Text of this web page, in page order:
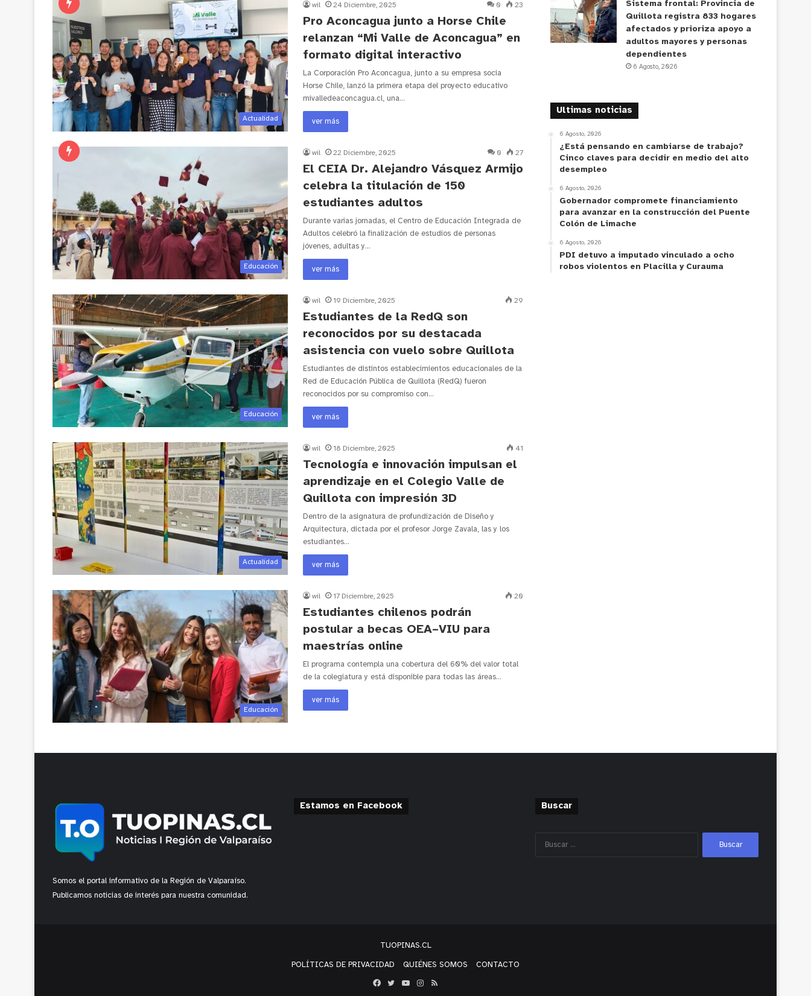
Actualidad
wil 24 Diciembre, 2025 0 23
Pro Aconcagua junto a Horse Chile
relanzan “Mi Valle de Aconcagua” en
formato digital interactivo
La Corporación Pro Aconcagua, junto a su empresa socia
Horse Chile, lanzó la primera etapa del proyecto educativo
mivalledeaconcagua.cl, una…
ver más
Educación
wil 22 Diciembre, 2025 0 27
El CEIA Dr. Alejandro Vásquez Armijo
celebra la titulación de 150
estudiantes adultos
Durante varias jornadas, el Centro de Educación Integrada de
Adultos celebró la finalización de estudios de personas
jóvenes, adultas y…
ver más
Educación
wil 19 Diciembre, 2025 29
Estudiantes de la RedQ son
reconocidos por su destacada
asistencia con vuelo sobre Quillota
Estudiantes de distintos establecimientos educacionales de la
Red de Educación Pública de Quillota (RedQ) fueron
reconocidos por su compromiso con…
ver más
Actualidad
wil 18 Diciembre, 2025 41
Tecnología e innovación impulsan el
aprendizaje en el Colegio Valle de
Quillota con impresión 3D
Dentro de la asignatura de profundización de Diseño y
Arquitectura, dictada por el profesor Jorge Zavala, las y los
estudiantes…
ver más
Educación
wil 17 Diciembre, 2025 20
Estudiantes chilenos podrán
postular a becas OEA–VIU para
maestrías online
El programa contempla una cobertura del 60% del valor total
de la colegiatura y está disponible para todas las áreas…
ver más
Sistema frontal: Provincia de
Quillota registra 833 hogares
afectados y prioriza apoyo a
adultos mayores y personas
dependientes
6 Agosto, 2026
Ultimas noticias
6 Agosto, 2026
¿Está pensando en cambiarse de trabajo?
Cinco claves para decidir en medio del alto
desempleo
6 Agosto, 2026
Gobernador compromete financiamiento
para avanzar en la construcción del Puente
Colón de Limache
6 Agosto, 2026
PDI detuvo a imputado vinculado a ocho
robos violentos en Placilla y Curauma
Somos el portal informativo de la Región de Valparaíso.
Publicamos noticias de interés para nuestra comunidad.
Estamos en Facebook Buscar
TUOPINAS.CL
POLÍTICAS DE PRIVACIDAD QUIÉNES SOMOS CONTACTO